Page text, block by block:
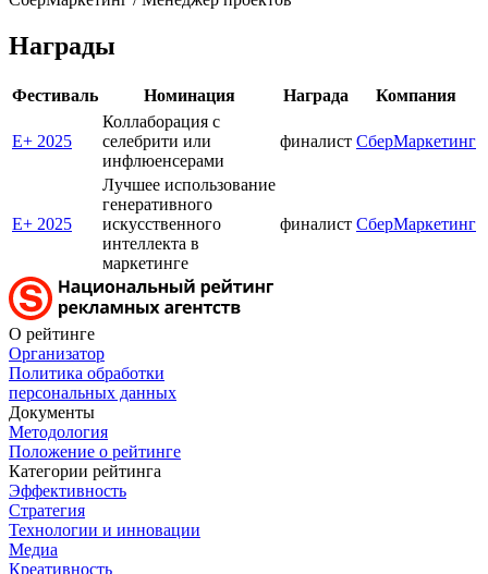
Награды
Фестиваль Номинация Награда Компания
E+ 2025
Коллаборация с
селебрити или
инфлюенсерами
финалист СберМаркетинг
E+ 2025
Лучшее использование
генеративного
искусственного
интеллекта в
маркетинге
финалист СберМаркетинг
О рейтинге
Организатор
Политика обработки
персональных данных
Документы
Методология
Положение о рейтинге
Категории рейтинга
Эффективность
Стратегия
Технологии и инновации
Медиа
Креативность